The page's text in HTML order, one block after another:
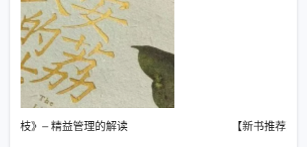
读 【新书推荐】丰田模式的14项管理原